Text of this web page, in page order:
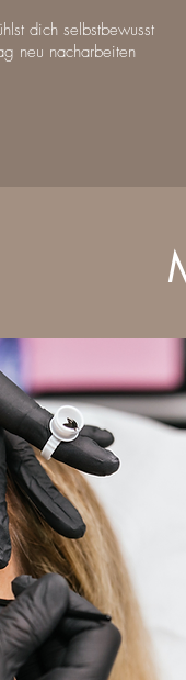
dich selbstbewusst
neu nacharbeiten